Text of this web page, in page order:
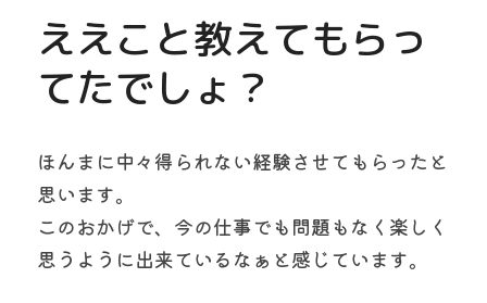
ええこと教えてもらっ
てたでしょ？
ほんまに中々得られない経験させてもらったと
思います。
このおかげで、今の仕事でも問題もなく楽しく
思うように出来ているなぁと感じています。